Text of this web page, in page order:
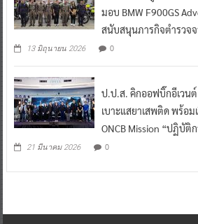
มอบ BMW F900GS
สนับสนุนภารกิจตำรวจจ
13 มิถุนายน 2026 0
ป.ป.ส. คิกออฟบิ๊กอีเวน
เบาะแสยาเสพติด พร้อ
ONCB Mission “ปฏิบัติ
21 มีนาคม 2026 0